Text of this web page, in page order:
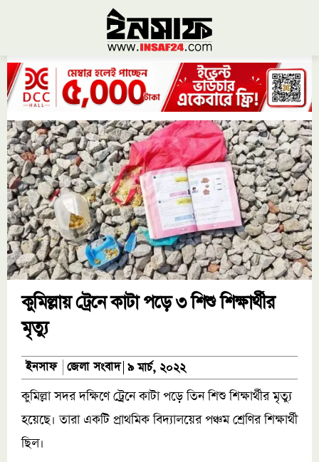
কুমিল্লায় ট্রেনে কাটা পড়ে ৩ শিশু শিক্ষার্থীর
মৃত্যু
ইনসাফ জেলা সংবাদ ৯ মার্চ, ২০২২
কুমিল্লা সদর দক্ষিণে ট্রেনে কাটা পড়ে তিন শিশু শিক্ষার্থীর মৃত্যু
হয়েছে। তারা একটি প্রাথমিক বিদ্যালয়ের পঞ্চম শ্রেণির শিক্ষার্থী
ছিল।